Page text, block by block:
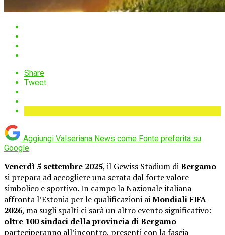
Share
Tweet
Aggiungi Valseriana News come Fonte preferita su
Google
Venerdì 5 settembre 2025, il Gewiss Stadium diBergamo
si prepara ad accogliere una serata dal forte valore
simbolico e sportivo. In campo la Nazionale italiana
affronta l’Estonia per le qualificazioni aiMondiali FIFA
2026, ma sugli spalti ci sarà un altro evento significativo:
oltre 100 sindaci della provincia di Bergamo
parteciperanno all’incontro, presenti con la fascia